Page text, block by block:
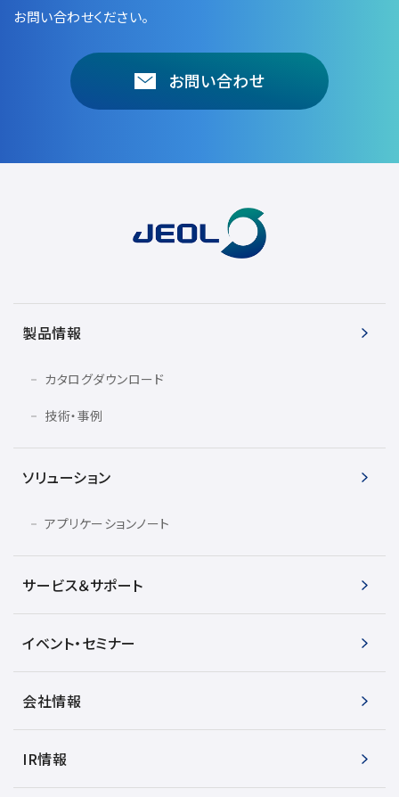
お問い合わせください。
お問い合わせ
製品情報
カタログダウンロード
技術・事例
ソリューション
アプリケーションノート
サービス＆サポート
イベント・セミナー
会社情報
IR情報